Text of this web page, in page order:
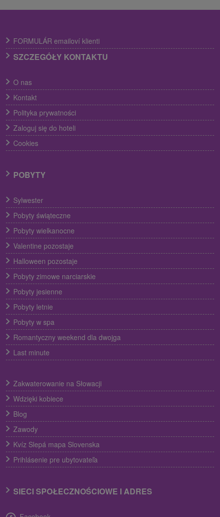
FORMULÁR emailoví klienti
SZCZEGÓŁY KONTAKTU
O nas
Kontakt
Polityka prywatności
Zaloguj się do hoteli
Cookies
POBYTY
Sylwester
Pobyty świąteczne
Pobyty wielkanocne
Valentine pozostaje
Halloween pozostaje
Pobyty zimowe narciarskie
Pobyty jesienne
Pobyty letnie
Pobyty w spa
Romantyczny weekend dla dwojga
Last minute
Zakwaterowanie na Słowacji
Wdzięki kobiece
Blog
Zawody
Kvíz Slepá mapa Slovenska
Prihlásenie pre ubytovateľa
SIECI SPOŁECZNOŚCIOWE I ADRES